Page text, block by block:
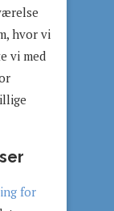
hvor vi
vi med
for